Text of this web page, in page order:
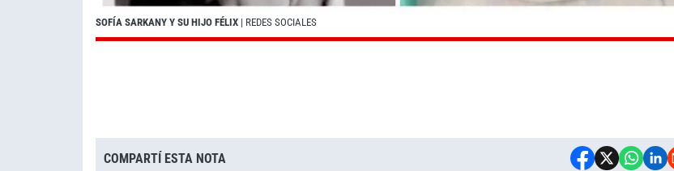
SOFÍA SARKANY Y SU HIJO FÉLIX | REDES SOCIALES
COMPARTÍ ESTA NOTA